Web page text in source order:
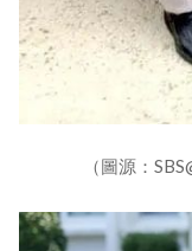
（圖源：